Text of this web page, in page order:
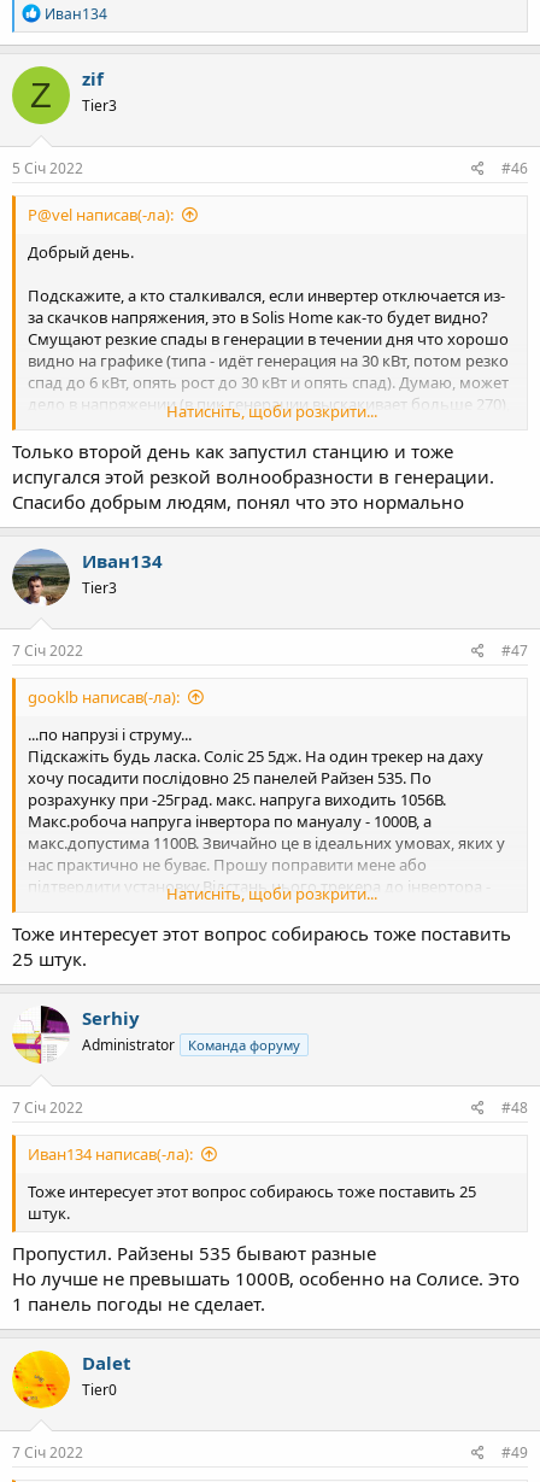
Р
е
а
к
ц
і
ї
:
Иван134
Z zif
Tier3
5 Січ 2022 #46
P@vel написав(-ла):
Добрый день.
Подскажите, а кто сталкивался, если инвертер отключается из-
за скачков напряжения, это в Solis Home как-то будет видно?
Смущают резкие спады в генерации в течении дня что хорошо
видно на графике (типа - идёт генерация на 30 кВт, потом резко
спад до 6 кВт, опять рост до 30 кВт и опять спад). Думаю, может
дело в напряжении (в пик генерации выскакивает больше 270),
и он автоматом отключается? В приложении никаких
сообщений о том, что инвертер отключен не показывает
(должно ли)? Или просто дело в облачности?
Спасибо.
P.S. Физически на месте никого нет, чтобы проверить.
Натисніть, щоби розкрити...
Только второй день как запустил станцию и тоже
испугался этой резкой волнообразности в генерации.
Спасибо добрым людям, понял что это нормально
Иван134
Tier3
7 Січ 2022 #47
gooklb написав(-ла):
...по напрузі і струму...
Підскажіть будь ласка. Соліс 25 5дж. На один трекер на даху
хочу посадити послідовно 25 панелей Райзен 535. По
розрахунку при -25град. макс. напруга виходить 1056В.
Макс.робоча напруга інвертора по мануалу - 1000В, а
макс.допустима 1100В. Звичайно це в ідеальних умовах, яких у
нас практично не буває. Прошу поправити мене або
підтвердити установку.Відстань цього трекера до інвертора -
15м. Відстань від інвертора до лічильника - 15м
Натисніть, щоби розкрити...
Тоже интересует этот вопрос собираюсь тоже поставить
25 штук.
Serhiy
Administrator Команда форуму
7 Січ 2022 #48
Иван134 написав(-ла):
Тоже интересует этот вопрос собираюсь тоже поставить 25
штук.
Пропустил. Райзены 535 бывают разные
Но лучше не превышать 1000В, особенно на Солисе. Это
1 панель погоды не сделает.
Dalet
Tier0
7 Січ 2022 #49